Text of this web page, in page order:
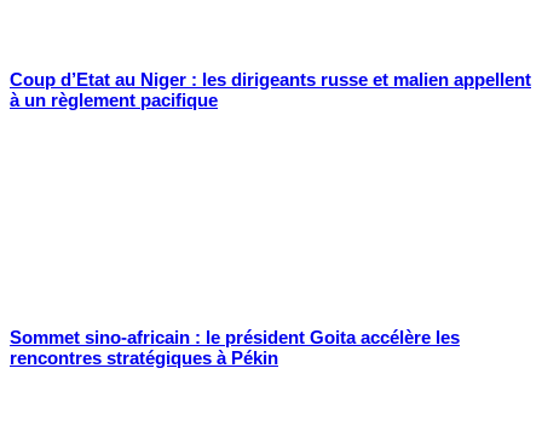
Coup d’Etat au Niger : les dirigeants russe et malien appellent
à un règlement pacifique
Sommet sino-africain : le président Goita accélère les
rencontres stratégiques à Pékin